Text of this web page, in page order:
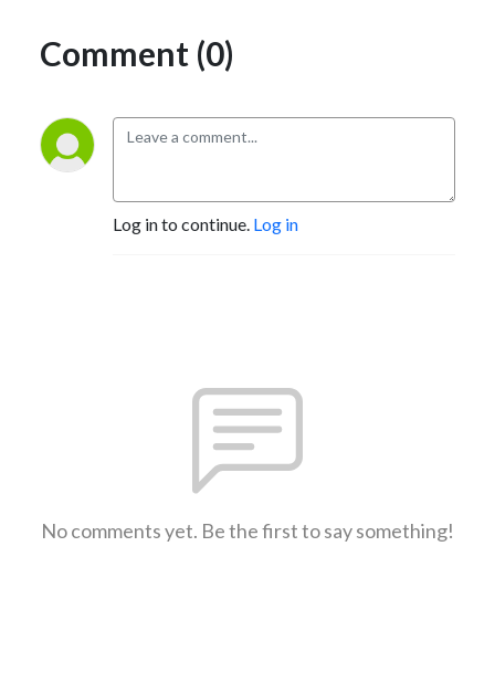
Comment (0)
Log in to continue. Log in
No comments yet. Be the first to say something!